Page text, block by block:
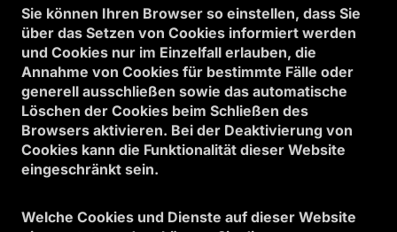
Sie können Ihren Browser so einstellen, dass Sie
über das Setzen von Cookies informiert werden
und Cookies nur im Einzelfall erlauben, die
Annahme von Cookies für bestimmte Fälle oder
generell ausschließen sowie das automatische
Löschen der Cookies beim Schließen des
Browsers aktivieren. Bei der Deaktivierung von
Cookies kann die Funktionalität dieser Website
eingeschränkt sein.
Welche Cookies und Dienste auf dieser Website